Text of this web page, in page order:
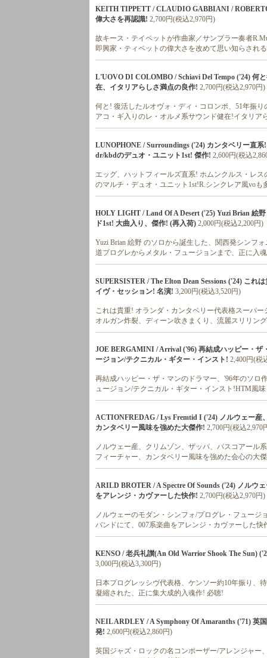
KEITH TIPPETT / CLAUDIO GABBIANI /
偉大さを再認識! 2,700円(税込2,970円)
故キース・テイペットが作曲家／サンプラー奏者
即興家・ティペットの偉大さを改めて思い知らされ
L'UOVO DI COLOMBO / Schiavi Del Tempo ('24) 何
在、イタリアらしさ満点の良作! 2,700円(税込2,970円)
何と! 復活したルオヴォ・ディ・コロンボ、51年振
アコ・ギ入りのレ・オルメ系サウンド健在!イタリア
LUNOPHONE / Surroundings ('24) カンタベリー直
dr/kbdのデュオ・ユニット1st! 傑作! 2,600円(税込
エッグ、ハットフィールズ直系! ホムンクルス・レ
のマルチ・デュオ・ユニット1st!R.シンクレア風voも
HOLY LIGHT / Land Of A Desert ('25) Yuzi Brian 絵
ド1st! 大曲入り、傑作! (再入荷) 2,000円(税込2,200円)
Yuzi Brian 絵野 のソロから誕生した、関西発シンフ
道プログレからメタル・フュージョンまで、正に入
SUPERSISTER / The Elton Dean Sessions ('24) これ
イヴ・セッション! 名演! 3,200円(税込3,520円)
これは貴重! オランダ・カンタベリー代表格スーパ
オルガン炸裂、ディーン吹きまくり、流麗スリリン
JOE BERGAMINI / Arrival ('96) 再結成ハッピー・ザ
ージョン/テクニカル・ギター・インスト! 2,400円(税
再結成ハッピー・ザ・マンのドラマー、'96年のソロ
ュージョン/テクニカル・ギター・インスト!HTM風
ACTIONFREDAG / Lys Fremtid I ('24) ノルウェー産
カンタベリー風味を強めた大傑作! 2,700円(税込2,970
ノルウェー産、クリムゾン、ザッパ、パスコアール
フィーチャー、カンタベリー風味を強めた会心の大
ARILD BROTER / A Spectre Of Sounds ('24) ノルウ
をアレンジ・カヴァーした快作! 2,700円(税込2,970円)
ノルウェーのモダン・シンフォ/プログレ・フュージ
バンドにて、007系楽曲をアレンジ・カヴァーした快
KENSO / 老兵礼讃(An Old Warrior Shook The Sun)
3,000円(税込3,300円)
日本プログレッシヴ代表格、ケンソー約10年振り、
凝縮された、正に集大成的入魂作! 必聴!
NEIL ARDLEY / A Symphony Of Amaranths ('71) 英
発! 2,600円(税込2,860円)
英国ジャズ・ロックの名コンポーザー/アレンジャー